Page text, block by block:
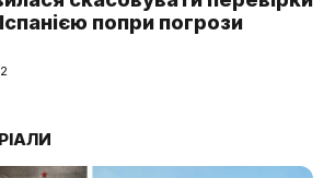
попри погрози